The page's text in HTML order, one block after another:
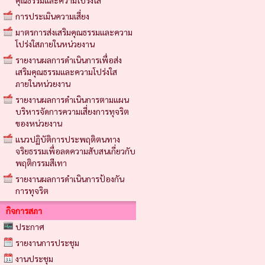
การประเมินความเสี่ยง
มาตรการส่งเสริมคุณธรรมและความ
โปร่งใสภายในหน่วยงาน
รายงานผลการดำเนินการเพื่อส่ง
เสริมคุณธรรมและความโปร่งใส
ภายในหน่วยงาน
รายงานผลการดำเนินการตามแผน
บริหารจัดการความเสี่ยงการทุจริต
ของหน่วยงาน
แนวปฏิบัติการประพฤติตนทาง
จริยธรรมเพื่อลดความสับสนเกี่ยวกับ
พฤติกรรมสีเทา
รายงานผลการดำเนินการป้องกัน
การทุจริต
กิจการสภา
ประกาศ
รายงานการประชุม
งานประชุม